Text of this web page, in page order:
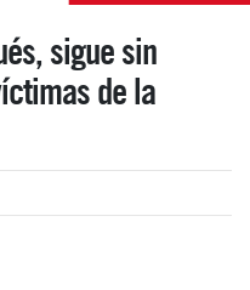
sigue sin
de la